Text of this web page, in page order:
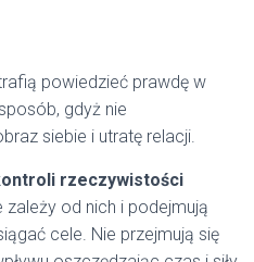
powiedzieć prawdę w
gdyż nie
siebie i utratę relacji.
rzeczywistości
od nich i podejmują
cele. Nie przejmują się